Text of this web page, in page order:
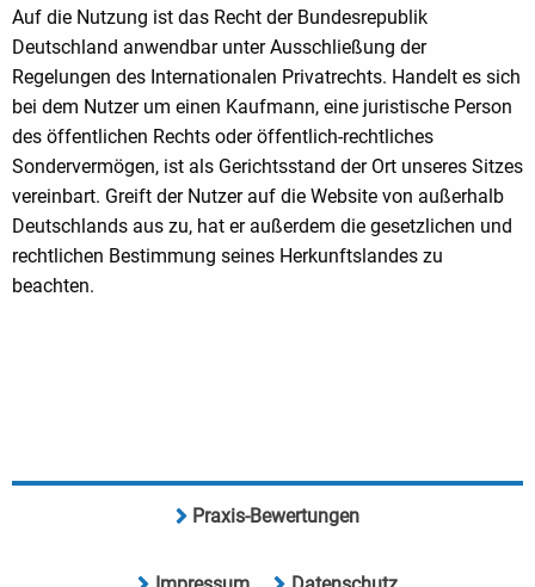
Auf die Nutzung ist das Recht der Bundesrepublik
Deutschland anwendbar unter Ausschließung der
Regelungen des Internationalen Privatrechts. Handelt es sich
bei dem Nutzer um einen Kaufmann, eine juristische Person
des öffentlichen Rechts oder öffentlich-rechtliches
Sondervermögen, ist als Gerichtsstand der Ort unseres Sitzes
vereinbart. Greift der Nutzer auf die Website von außerhalb
Deutschlands aus zu, hat er außerdem die gesetzlichen und
rechtlichen Bestimmung seines Herkunftslandes zu
beachten.
Praxis-Bewertungen